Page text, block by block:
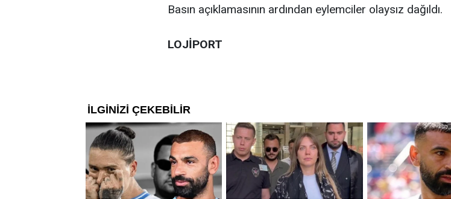
Basın açıklamasının ardından eylemciler olaysız dağıldı.
LOJİPORT